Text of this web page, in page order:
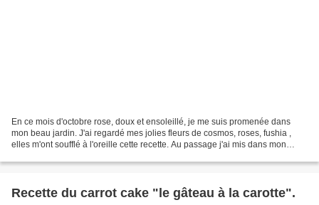
En ce mois d'octobre rose, doux et ensoleillé, je me suis promenée dans
mon beau jardin. J'ai regardé mes jolies fleurs de cosmos, roses, fushia ,
elles m'ont soufflé à l'oreille cette recette. Au passage j'ai mis dans mon
Recette du carrot cake "le gâteau à la carotte".